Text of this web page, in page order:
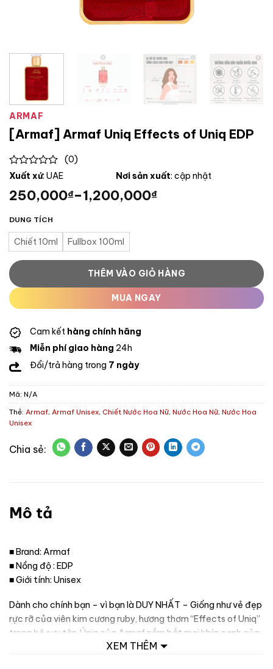
ARMAF
[Armaf] Armaf Uniq Effects of Uniq EDP
0
of
5
(0)
Xuất xứ: UAE Nơi sản xuất: cập nhật
250,000₫–1,200,000₫
DUNG TÍCH
Chiết 10ml Fullbox 100ml
THÊM VÀO GIỎ HÀNG
MUA NGAY
Cam kết hàng chính hãng
Miễn phí giao hàng 24h
Đổi/trả hàng trong 7 ngày
Mã: N/A
Thẻ: Armaf, Armaf Unisex, Chiết Nước Hoa Nữ, Nước Hoa Nữ, Nước Hoa
Unisex
Mô tả
■ Brand: Armaf
■ Nồng độ : EDP
■ Giới tính: Unisex
Dành cho chính bạn – vì bạn là DUY NHẤT – Giống như vẻ đẹp
rực rỡ của viên kim cương ruby, hương thơm “Effects of Uniq”
trong bộ sưu tập Úniq của Armaf nắm bắt mọi khía cạnh của
bản sắc và sự gợi cảm, sang chảnh của phái nữ. Hương thơm
XEM THÊM